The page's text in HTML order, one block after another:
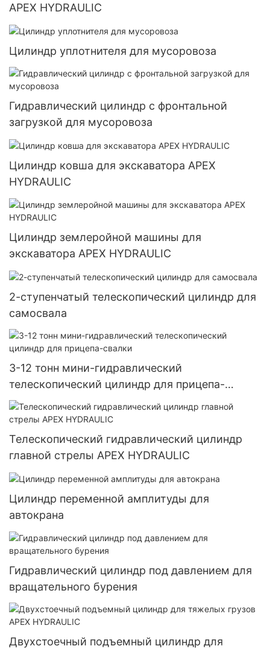
APEX HYDRAULIC
Цилиндр уплотнителя для мусоровоза
Гидравлический цилиндр с фронтальной
загрузкой для мусоровоза
Цилиндр ковша для экскаватора APEX
HYDRAULIC
Цилиндр землеройной машины для
экскаватора APEX HYDRAULIC
2-ступенчатый телескопический цилиндр для
самосвала
3-12 тонн мини-гидравлический
телескопический цилиндр для прицепа-
свалки
Телескопический гидравлический цилиндр
главной стрелы APEX HYDRAULIC
Цилиндр переменной амплитуды для
автокрана
Гидравлический цилиндр под давлением для
вращательного бурения
Двухстоечный подъемный цилиндр для